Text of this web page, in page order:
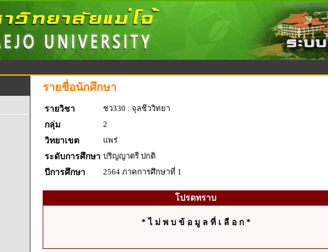
รายชื่อนักศึกษา
รายวิชา
ชว330 : จุลชีววิทยา
กลุ่ม
2
วิทยาเขต
แพร่
ระดับการศึกษา ปริญญาตรี ปกติ
ปีการศึกษา
2564 ภาคการศึกษาที่ 1
โปรดทราบ
* ไ ม่ พ บ ข้ อ มู ล ที่ เ ลื อ ก *